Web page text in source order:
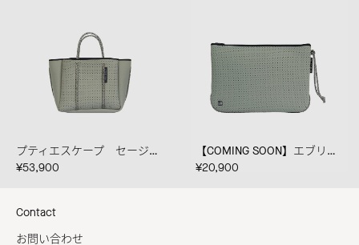
プティエスケープ セージグリーン
¥53,900
【COMING SOON】エブリデイポーチ ラージ フラット セージグリーン
¥20,900
Contact
お問い合わせ